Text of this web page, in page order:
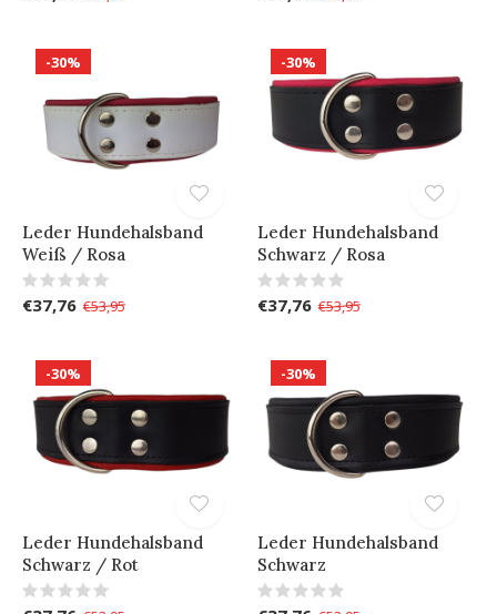
-30%
Leder Hundehalsband
Weiß / Rosa
€37,76 €53,95
-30%
Leder Hundehalsband
Schwarz / Rosa
€37,76 €53,95
-30%
Leder Hundehalsband
Schwarz / Rot
-30%
Leder Hundehalsband
Schwarz